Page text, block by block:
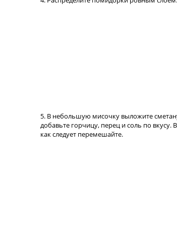
5. В небольшую мисочку выложите
добавьте горчицу, перец и соль по вкусу.
как следует перемешайте.